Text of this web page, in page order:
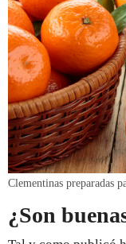
Clementinas preparadas
¿Son